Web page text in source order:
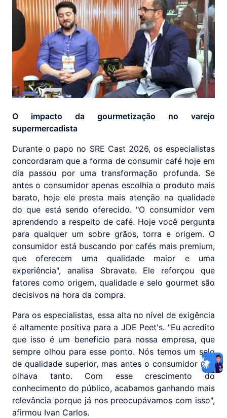
O impacto da gourmetização no varejo
supermercadista
Durante o papo no SRE Cast 2026, os especialistas
concordaram que a forma de consumir café hoje em
dia passou por uma transformação profunda. Se
antes o consumidor apenas escolhia o produto mais
barato, hoje ele presta mais atenção na qualidade
do que está sendo oferecido. "O consumidor vem
aprendendo a respeito de café. Hoje você pergunta
para qualquer um sobre grãos, torra e origem. O
consumidor está buscando por cafés mais premium,
que oferecem uma qualidade maior e uma
experiência", analisa Sbravate. Ele reforçou que
fatores como origem, qualidade e selo gourmet são
decisivos na hora da compra.
Para os especialistas, essa alta no nível de exigência
é altamente positiva para a JDE Peet's. "Eu acredito
que isso é um beneficio para nossa empresa, que
sempre olhou para esse ponto. Nós temos um selo
de qualidade superior, mas antes o consumidor não
olhava tanto. Com esse crescimento do
conhecimento do público, acabamos ganhando mais
relevância porque já nos preocupávamos com isso",
afirmou Ivan Carlos.